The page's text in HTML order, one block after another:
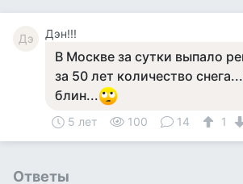
Дэ Дэн!!!
В Москве за сутки выпало
за 50 лет количество
блин...
5 лет 100 14 1
Ответы